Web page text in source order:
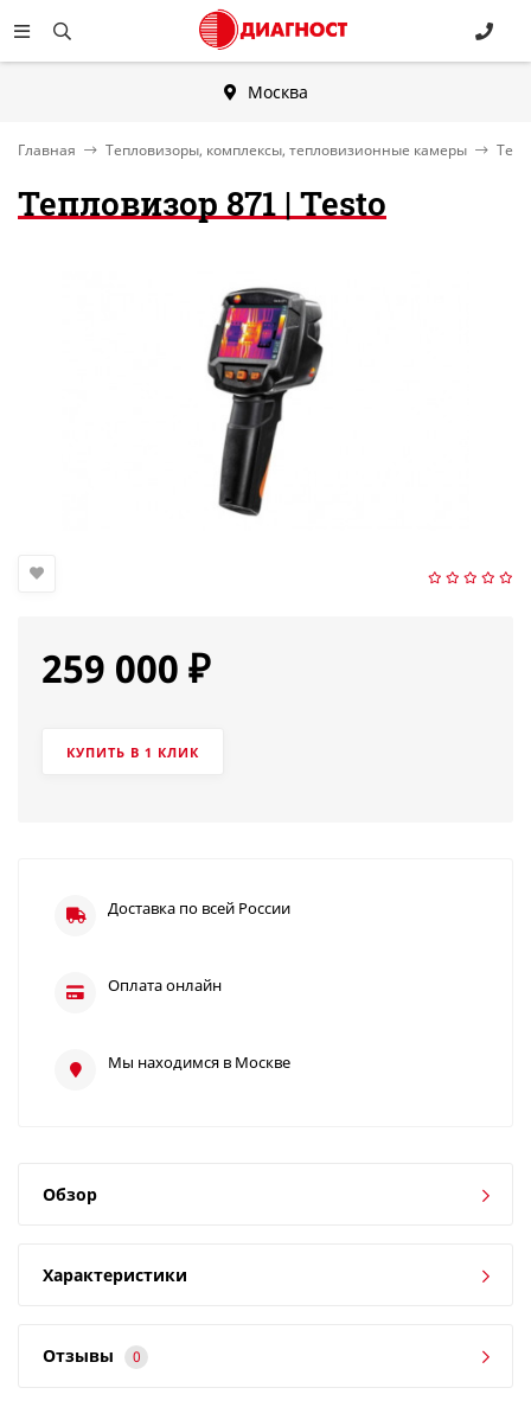
Москва
Главная Тепловизоры, комплексы, тепловизионные камеры
Тепловизор 871 | Testo
259 000 ₽
КУПИТЬ В 1 КЛИК
Доставка по всей России
Оплата онлайн
Мы находимся в Москве
Обзор
Характеристики
Отзывы 0